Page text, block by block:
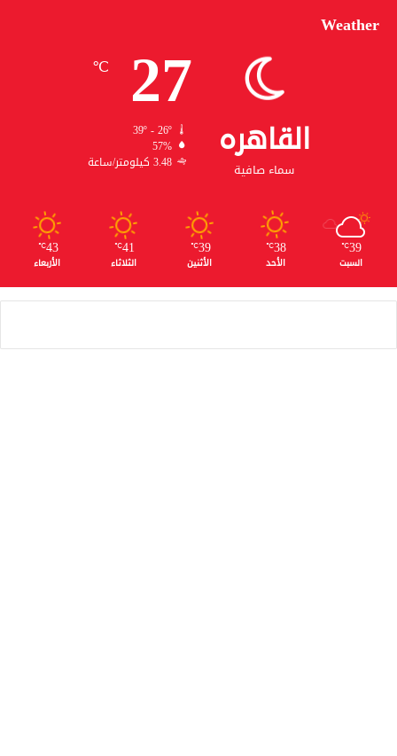
Weather
القاهره
سماء صافية
27
℃
39º - 26º
57%
3.48 كيلومتر/ساعة
39
℃
السبت
38
℃
الأحد
39
℃
الأثنين
41
℃
الثلاثاء
43
℃
الأربعاء